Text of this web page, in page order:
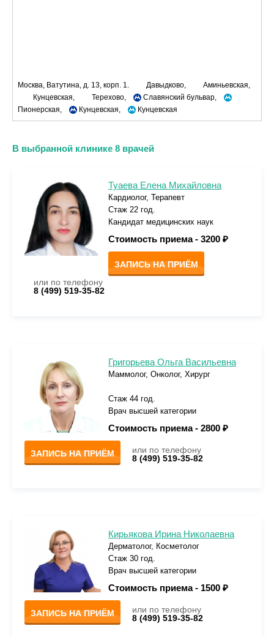
Москва, Ватутина, д. 13, корп. 1. Давыдково,
Аминьевская,
Кунцевская,
Терехово,
Славянский бульвар,
Пионерская,
Кунцевская, Кунцевская
В выбранной клинике 8 врачей
Туаева Елена Михайловна
Кардиолог, Терапевт
Стаж 22 год.
Кандидат медицинских наук
Стоимость приема - 3200 ₽
ЗАПИСЬ НА ПРИЁМ
или по телефону
8 (499) 519-35-82
Григорьева Ольга Васильевна
Маммолог, Онколог, Хирург
Стаж 44 год.
Врач высшей категории
Стоимость приема - 2800 ₽
ЗАПИСЬ НА ПРИЁМ
или по телефону
8 (499) 519-35-82
Кирьякова Ирина Николаевна
Дерматолог, Косметолог
Стаж 30 год.
Врач высшей категории
Стоимость приема - 1500 ₽
ЗАПИСЬ НА ПРИЁМ
или по телефону
8 (499) 519-35-82